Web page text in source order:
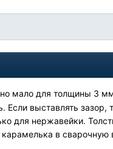
мало для толщины 3
Если выставлять
для нержавейки.
в сварочную